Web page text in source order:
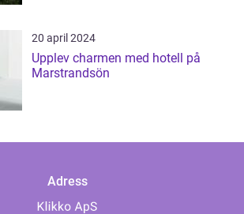
20 april 2024
Upplev charmen med hotell på
Marstrandsön
Adress